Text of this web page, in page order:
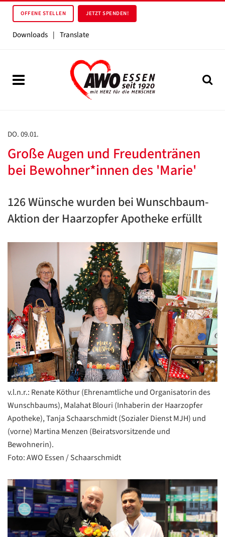
OFFENE STELLEN JETZT SPENDEN!
Downloads | Translate
DO. 09.01.
Große Augen und Freudentränen
bei Bewohner*innen des 'Marie'
126 Wünsche wurden bei Wunschbaum-
Aktion der Haarzopfer Apotheke erfüllt
v.l.n.r.: Renate Köthur (Ehrenamtliche und Organisatorin des
Wunschbaums), Malahat Blouri (Inhaberin der Haarzopfer
Apotheke), Tanja Schaarschmidt (Sozialer Dienst MJH) und
(vorne) Martina Menzen (Beiratsvorsitzende und
Bewohnerin).
Foto: AWO Essen / Schaarschmidt